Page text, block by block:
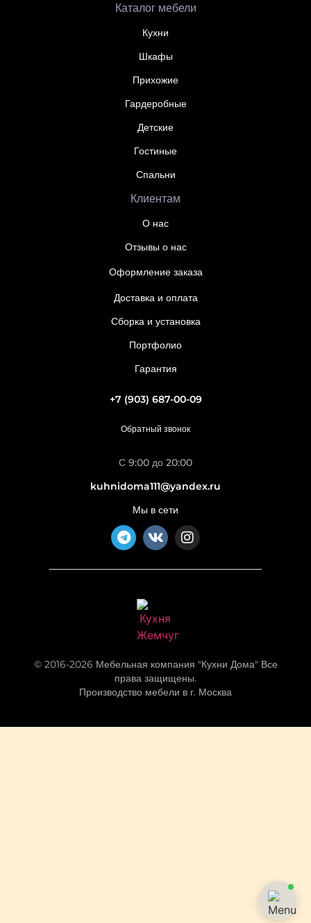
Каталог мебели
Кухни
Шкафы
Прихожие
Гардеробные
Детские
Гостиные
Спальни
Клиентам
О нас
Отзывы о нас
Оформление заказа
Доставка и оплата
Сборка и установка
Портфолио
Гарантия
+7 (903) 687-00-09
Обратный звонок
С 9:00 до 20:00
kuhnidoma111@yandex.ru
Мы в сети
© 2016-2026 Мебельная компания "Кухни Дома" Все
права защищены.
Производство мебели в г. Москва